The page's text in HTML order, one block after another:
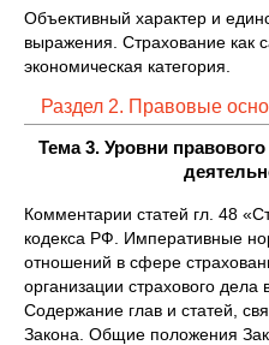
Объективный характер и
выражения. Страхование как
экономическая категория.
Раздел 2. Правовые
Тема 3. Уровни
Комментарии статей гл. 48
кодекса РФ. Императивные
отношений в сфере
организации страхового
Содержание глав и статей,
Закона. Общие положения